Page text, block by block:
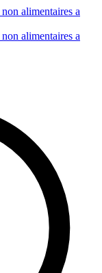
alimentaires a
alimentaires a